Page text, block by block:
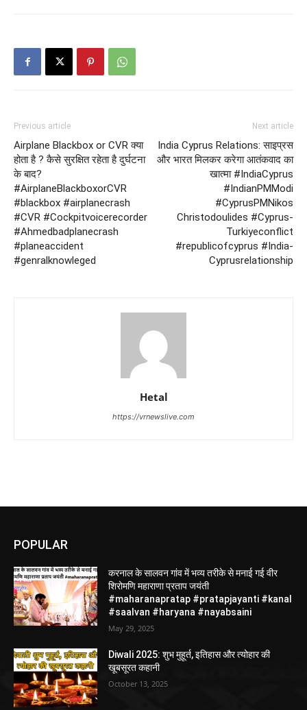
Previous article
Airplane Blackbox or CVR क्या
होता है ? कैसे सुरक्षित रहेता है दुर्घटना
के बाद?
#AirplaneBlackboxorCVR
#blackbox #airplanecrash
#CVR #Cockpitvoicerecorder
#Ahmedbadplanecrash
#planeaccident
#genralknowleged
Next article
India Cyprus Relations: साइप्रस
और भारत मिलकर करेगा आतंकवाद का
खात्मा #IndiaCyprus
#IndianPMModi
#CyprusPMNikos
Christodoulides #Cyprus-
Turkiyeconflict
#republicofcyprus #India-
Cyprusrelationship
Hetal
https://vrnewslive.com
POPULAR
करनाल के सालवन गांव में भव्य तरीके से मनाई गई वीर
शिरोमणि महाराणा प्रताप जयंती
#maharanapratap #pratapjayanti #kanal
#saalvan #haryana #nayabsaini
May 29, 2025
Diwali 2025: शुभ मुहूर्त, इतिहास और त्योहार की
खूबसूरत कहानी
October 13, 2025